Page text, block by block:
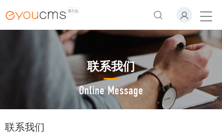
联系我们
Online Message
联系我们